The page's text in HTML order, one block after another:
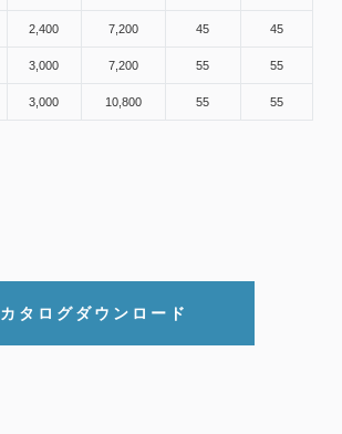
2,400 7,200 45 45
3,000 7,200 55 55
3,000 10,800 55 55
カタログダウンロード